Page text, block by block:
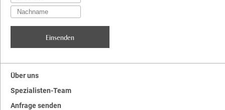
Über uns
Spezialisten-Team
Anfrage senden